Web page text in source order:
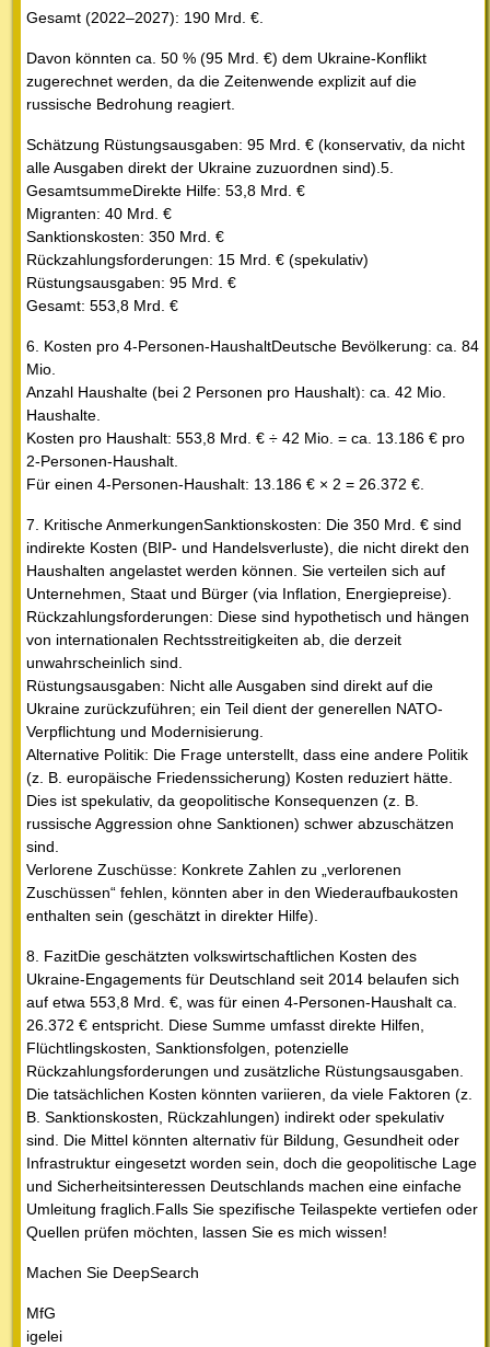
Gesamt (2022–2027): 190 Mrd. €.
Davon könnten ca. 50 % (95 Mrd. €) dem Ukraine-Konflikt
zugerechnet werden, da die Zeitenwende explizit auf die
russische Bedrohung reagiert.
Schätzung Rüstungsausgaben: 95 Mrd. € (konservativ, da nicht
alle Ausgaben direkt der Ukraine zuzuordnen sind).5.
GesamtsummeDirekte Hilfe: 53,8 Mrd. €
Migranten: 40 Mrd. €
Sanktionskosten: 350 Mrd. €
Rückzahlungsforderungen: 15 Mrd. € (spekulativ)
Rüstungsausgaben: 95 Mrd. €
Gesamt: 553,8 Mrd. €
6. Kosten pro 4-Personen-HaushaltDeutsche Bevölkerung: ca. 84
Mio.
Anzahl Haushalte (bei 2 Personen pro Haushalt): ca. 42 Mio.
Haushalte.
Kosten pro Haushalt: 553,8 Mrd. € ÷ 42 Mio. = ca. 13.186 € pro
2-Personen-Haushalt.
Für einen 4-Personen-Haushalt: 13.186 € × 2 = 26.372 €.
7. Kritische AnmerkungenSanktionskosten: Die 350 Mrd. € sind
indirekte Kosten (BIP- und Handelsverluste), die nicht direkt den
Haushalten angelastet werden können. Sie verteilen sich auf
Unternehmen, Staat und Bürger (via Inflation, Energiepreise).
Rückzahlungsforderungen: Diese sind hypothetisch und hängen
von internationalen Rechtsstreitigkeiten ab, die derzeit
unwahrscheinlich sind.
Rüstungsausgaben: Nicht alle Ausgaben sind direkt auf die
Ukraine zurückzuführen; ein Teil dient der generellen NATO-
Verpflichtung und Modernisierung.
Alternative Politik: Die Frage unterstellt, dass eine andere Politik
(z. B. europäische Friedenssicherung) Kosten reduziert hätte.
Dies ist spekulativ, da geopolitische Konsequenzen (z. B.
russische Aggression ohne Sanktionen) schwer abzuschätzen
sind.
Verlorene Zuschüsse: Konkrete Zahlen zu „verlorenen
Zuschüssen“ fehlen, könnten aber in den Wiederaufbaukosten
enthalten sein (geschätzt in direkter Hilfe).
8. FazitDie geschätzten volkswirtschaftlichen Kosten des
Ukraine-Engagements für Deutschland seit 2014 belaufen sich
auf etwa 553,8 Mrd. €, was für einen 4-Personen-Haushalt ca.
26.372 € entspricht. Diese Summe umfasst direkte Hilfen,
Flüchtlingskosten, Sanktionsfolgen, potenzielle
Rückzahlungsforderungen und zusätzliche Rüstungsausgaben.
Die tatsächlichen Kosten könnten variieren, da viele Faktoren (z.
B. Sanktionskosten, Rückzahlungen) indirekt oder spekulativ
sind. Die Mittel könnten alternativ für Bildung, Gesundheit oder
Infrastruktur eingesetzt worden sein, doch die geopolitische Lage
und Sicherheitsinteressen Deutschlands machen eine einfache
Umleitung fraglich.Falls Sie spezifische Teilaspekte vertiefen oder
Quellen prüfen möchten, lassen Sie es mich wissen!
Machen Sie DeepSearch
MfG
igelei